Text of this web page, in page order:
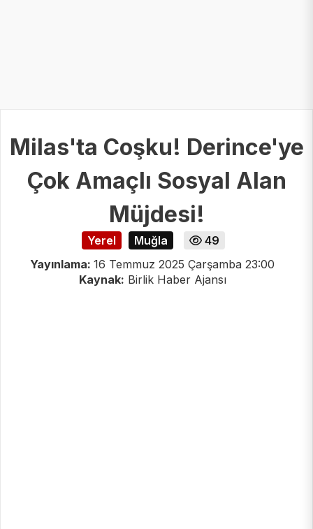
Milas'ta Coşku! Derince'ye
Çok Amaçlı Sosyal Alan
Müjdesi!
Yerel Muğla
49
Yayınlama: 16 Temmuz 2025 Çarşamba 23:00
Kaynak: Birlik Haber Ajansı